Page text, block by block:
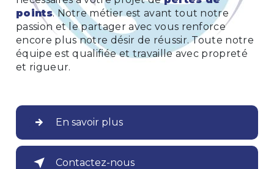
points. Notre métier est avant tout notre
passion et le partager avec vous renforce
encore plus notre désir de réussir. Toute notre
équipe est qualifiée et travaille avec propreté
et rigueur.
En savoir plus
Contactez-nous